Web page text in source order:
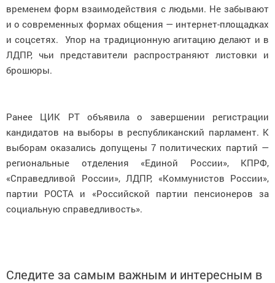
временем форм взаимодействия с людьми. Не забывают
и о современных формах общения — интернет-площадках
и соцсетях. Упор на традиционную агитацию делают и в
ЛДПР, чьи представители распространяют листовки и
брошюры.
Ранее ЦИК РТ объявила о завершении регистрации
кандидатов на выборы в республиканский парламент. К
выборам оказались допущены 7 политических партий —
региональные отделения «Единой России», КПРФ,
«Справедливой России», ЛДПР, «Коммунистов России»,
партии РОСТА и «Российской партии пенсионеров за
социальную справедливость».
Следите за самым важным и интересным в